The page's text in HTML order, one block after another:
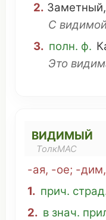
2. Заметный,
С
3. полн. ф.
Это
ВИДИМЫЙ
ТолкМАС
-ая, -ое; -
1. прич. страд
2. в знач.